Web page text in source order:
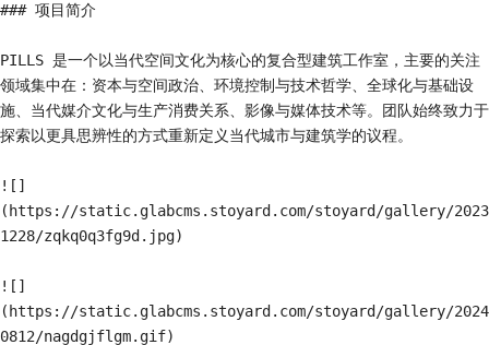
### 项目简介
PILLS 是一个以当代空间文化为核心的复合型建筑工作室，主要的关注
领域集中在：资本与空间政治、环境控制与技术哲学、全球化与基础设
施、当代媒介文化与生产消费关系、影像与媒体技术等。团队始终致力于
探索以更具思辨性的方式重新定义当代城市与建筑学的议程。
![]
(https://static.glabcms.stoyard.com/stoyard/gallery/2023
1228/zqkq0q3fg9d.jpg)
![]
(https://static.glabcms.stoyard.com/stoyard/gallery/2024
0812/nagdgjflgm.gif)